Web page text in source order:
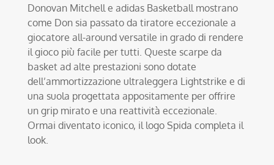
Donovan Mitchell e adidas Basketball mostrano
come Don sia passato da tiratore eccezionale a
giocatore all-around versatile in grado di rendere
il gioco più facile per tutti. Queste scarpe da
basket ad alte prestazioni sono dotate
dell’ammortizzazione ultraleggera Lightstrike e di
una suola progettata appositamente per offrire
un grip mirato e una reattività eccezionale.
Ormai diventato iconico, il logo Spida completa il
look.